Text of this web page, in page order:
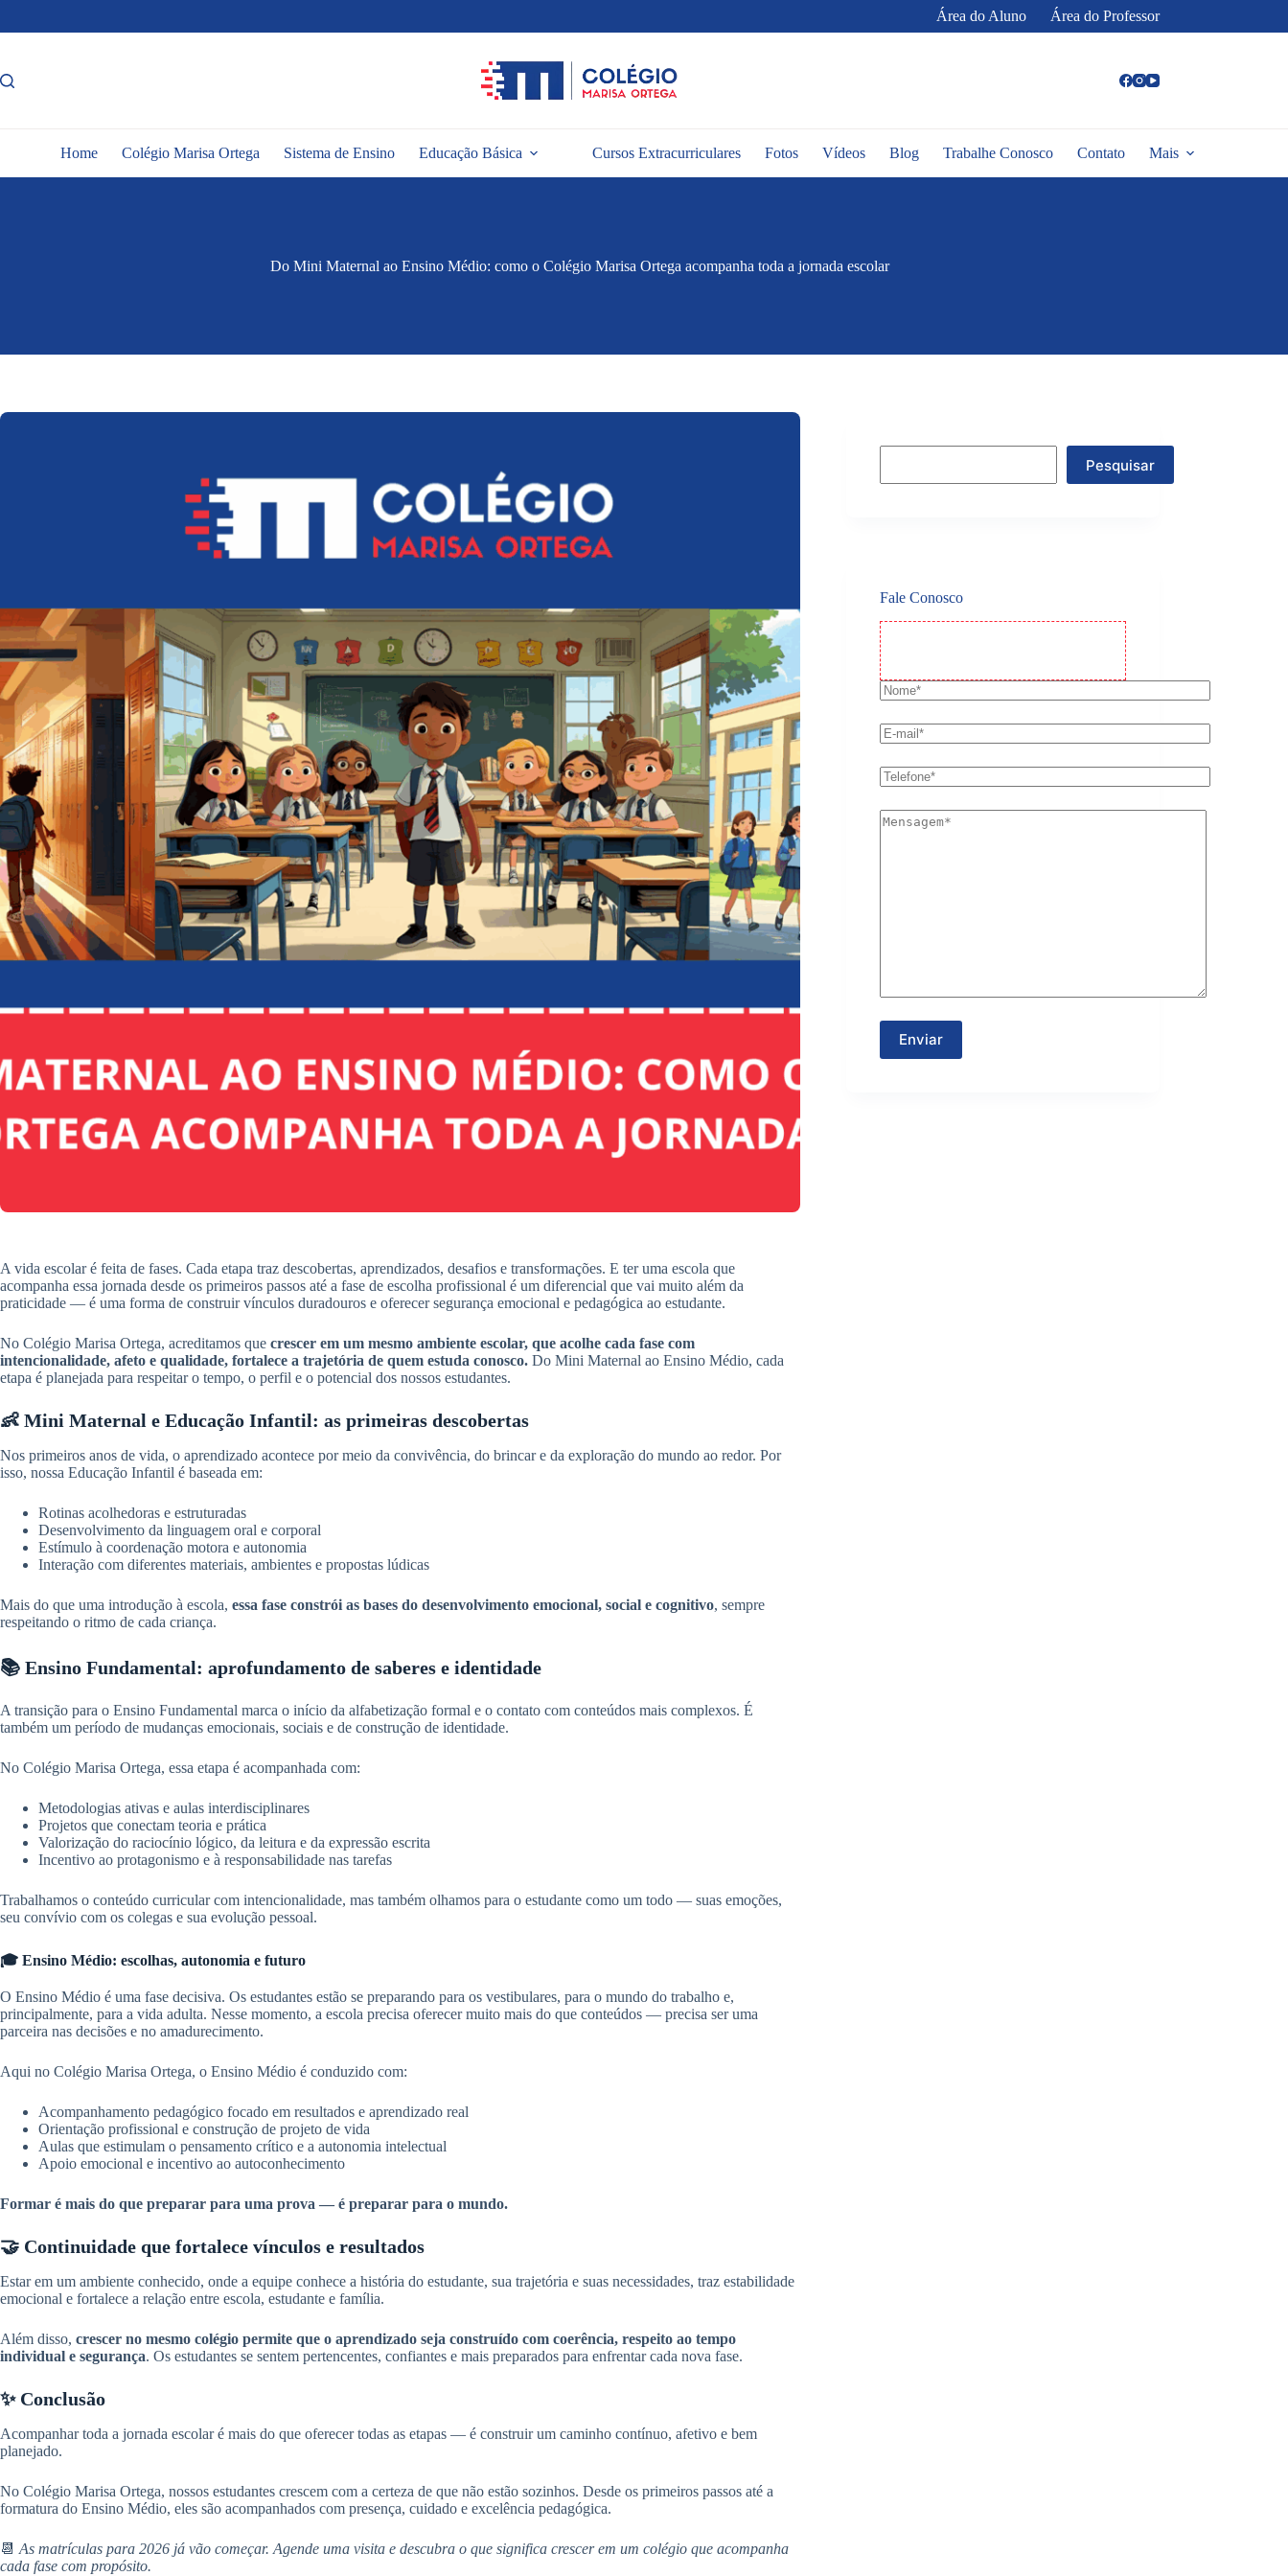
Área do Aluno Área do Professor
Home Colégio Marisa Ortega Sistema de Ensino Educação Básica Cursos Extracurriculares Fotos Vídeos Blog Trabalhe Conosco Contato Mais
Do Mini Maternal ao Ensino Médio: como o Colégio Marisa Ortega acompanha toda a jornada escolar
A vida escolar é feita de fases. Cada etapa traz descobertas, aprendizados, desafios e transformações. E ter uma escola que
acompanha essa jornada desde os primeiros passos até a fase de escolha profissional é um diferencial que vai muito além da
praticidade — é uma forma de construir vínculos duradouros e oferecer segurança emocional e pedagógica ao estudante.
No Colégio Marisa Ortega, acreditamos que crescer em um mesmo ambiente escolar, que acolhe cada fase com
intencionalidade, afeto e qualidade, fortalece a trajetória de quem estuda conosco. Do Mini Maternal ao Ensino Médio, cada
etapa é planejada para respeitar o tempo, o perfil e o potencial dos nossos estudantes.
👶 Mini Maternal e Educação Infantil: as primeiras descobertas
Nos primeiros anos de vida, o aprendizado acontece por meio da convivência, do brincar e da exploração do mundo ao redor. Por
isso, nossa Educação Infantil é baseada em:
Rotinas acolhedoras e estruturadas
Desenvolvimento da linguagem oral e corporal
Estímulo à coordenação motora e autonomia
Interação com diferentes materiais, ambientes e propostas lúdicas
Mais do que uma introdução à escola, essa fase constrói as bases do desenvolvimento emocional, social e cognitivo, sempre
respeitando o ritmo de cada criança.
📚 Ensino Fundamental: aprofundamento de saberes e identidade
A transição para o Ensino Fundamental marca o início da alfabetização formal e o contato com conteúdos mais complexos. É
também um período de mudanças emocionais, sociais e de construção de identidade.
No Colégio Marisa Ortega, essa etapa é acompanhada com:
Metodologias ativas e aulas interdisciplinares
Projetos que conectam teoria e prática
Valorização do raciocínio lógico, da leitura e da expressão escrita
Incentivo ao protagonismo e à responsabilidade nas tarefas
Trabalhamos o conteúdo curricular com intencionalidade, mas também olhamos para o estudante como um todo — suas emoções,
seu convívio com os colegas e sua evolução pessoal.
🎓 Ensino Médio: escolhas, autonomia e futuro
O Ensino Médio é uma fase decisiva. Os estudantes estão se preparando para os vestibulares, para o mundo do trabalho e,
principalmente, para a vida adulta. Nesse momento, a escola precisa oferecer muito mais do que conteúdos — precisa ser uma
parceira nas decisões e no amadurecimento.
Aqui no Colégio Marisa Ortega, o Ensino Médio é conduzido com:
Acompanhamento pedagógico focado em resultados e aprendizado real
Orientação profissional e construção de projeto de vida
Aulas que estimulam o pensamento crítico e a autonomia intelectual
Apoio emocional e incentivo ao autoconhecimento
Formar é mais do que preparar para uma prova — é preparar para o mundo.
🤝 Continuidade que fortalece vínculos e resultados
Estar em um ambiente conhecido, onde a equipe conhece a história do estudante, sua trajetória e suas necessidades, traz estabilidade
emocional e fortalece a relação entre escola, estudante e família.
Além disso, crescer no mesmo colégio permite que o aprendizado seja construído com coerência, respeito ao tempo
individual e segurança. Os estudantes se sentem pertencentes, confiantes e mais preparados para enfrentar cada nova fase.
✨ Conclusão
Acompanhar toda a jornada escolar é mais do que oferecer todas as etapas — é construir um caminho contínuo, afetivo e bem
planejado.
No Colégio Marisa Ortega, nossos estudantes crescem com a certeza de que não estão sozinhos. Desde os primeiros passos até a
formatura do Ensino Médio, eles são acompanhados com presença, cuidado e excelência pedagógica.
📆As matrículas para 2026 já vão começar. Agende uma visita e descubra o que significa crescer em um colégio que acompanha
cada fase com propósito.
Pesquisar
Fale Conosco